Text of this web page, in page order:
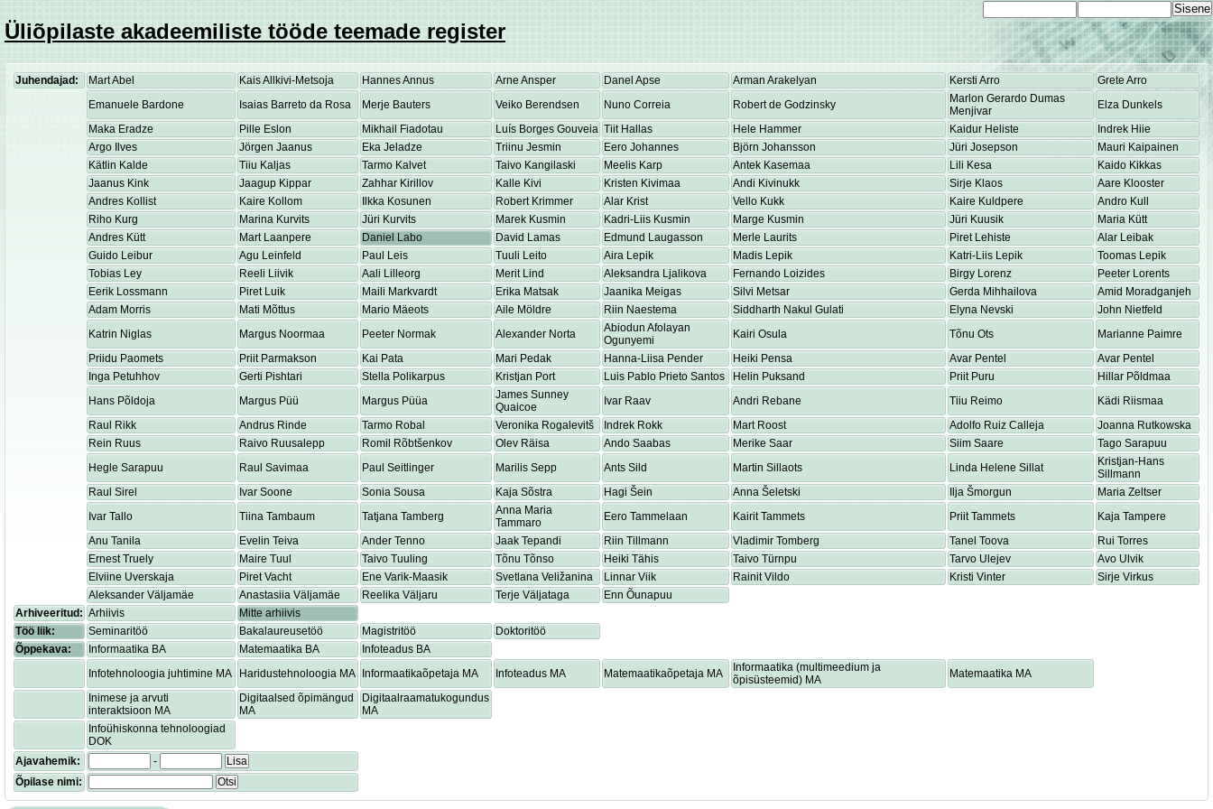
Üliõpilaste akadeemiliste tööde teemade register
Juhendajad: Mart Abel Kais Allkivi-Metsoja Hannes Annus Arne Ansper Danel Apse Arman Arakelyan Kersti Arro
Grete Arro
Emanuele Bardone
Isaias Barreto da Rosa Merje Bauters Veiko Berendsen Nuno Correia Robert de Godzinsky
Marlon Gerardo Dumas
Menjivar
Elza Dunkels
Maka Eradze
Pille Eslon Mikhail Fiadotau Luís Borges Gouveia Tiit Hallas Hele Hammer Kaidur Heliste
Indrek Hiie
Argo Ilves
Jörgen Jaanus Eka Jeladze Triinu Jesmin Eero Johannes Björn Johansson Jüri Josepson
Mauri Kaipainen
Kätlin Kalde
Tiiu Kaljas Tarmo Kalvet Taivo Kangilaski Meelis Karp Antek Kasemaa Lili Kesa
Kaido Kikkas
Jaanus Kink
Jaagup Kippar Zahhar Kirillov Kalle Kivi Kristen Kivimaa Andi Kivinukk Sirje Klaos
Aare Klooster
Andres Kollist
Kaire Kollom Ilkka Kosunen Robert Krimmer Alar Krist Vello Kukk Kaire Kuldpere
Andro Kull
Riho Kurg
Marina Kurvits Jüri Kurvits Marek Kusmin Kadri-Liis Kusmin Marge Kusmin Jüri Kuusik
Maria Kütt
Andres Kütt
Mart Laanpere Daniel Labo David Lamas Edmund Laugasson Merle Laurits Piret Lehiste
Alar Leibak
Guido Leibur
Agu Leinfeld Paul Leis Tuuli Leito Aira Lepik Madis Lepik Katri-Liis Lepik
Toomas Lepik
Tobias Ley
Reeli Liivik Aali Lilleorg Merit Lind Aleksandra Ljalikova Fernando Loizides Birgy Lorenz
Peeter Lorents
Eerik Lossmann
Piret Luik Maili Markvardt Erika Matsak Jaanika Meigas Silvi Metsar Gerda Mihhailova
Amid Moradganjeh
Adam Morris
Mati Mõttus Mario Mäeots Aile Möldre Riin Naestema Siddharth Nakul Gulati Elyna Nevski
John Nietfeld
Katrin Niglas
Margus Noormaa Peeter Normak Alexander Norta
Abiodun Afolayan
Ogunyemi
Kairi Osula Tõnu Ots
Marianne Paimre
Priidu Paomets
Priit Parmakson Kai Pata Mari Pedak Hanna-Liisa Pender Heiki Pensa Avar Pentel
Avar Pentel
Inga Petuhhov
Gerti Pishtari Stella Polikarpus Kristjan Port Luis Pablo Prieto Santos Helin Puksand Priit Puru
Hillar Põldmaa
Hans Põldoja
Margus Püü Margus Püüa
James Sunney
Quaicoe
Ivar Raav Andri Rebane Tiiu Reimo
Kädi Riismaa
Raul Rikk
Andrus Rinde Tarmo Robal Veronika Rogalevitš Indrek Rokk Mart Roost Adolfo Ruiz Calleja
Joanna Rutkowska
Rein Ruus
Raivo Ruusalepp Romil Rõbtšenkov Olev Räisa Ando Saabas Merike Saar Siim Saare
Tago Sarapuu
Hegle Sarapuu
Raul Savimaa Paul Seitlinger Marilis Sepp Ants Sild Martin Sillaots Linda Helene Sillat
Kristjan-Hans
Sillmann
Raul Sirel
Ivar Soone Sonia Sousa Kaja Sõstra Hagi Šein Anna Šeletski Ilja Šmorgun
Maria Zeltser
Ivar Tallo
Tiina Tambaum Tatjana Tamberg
Anna Maria
Tammaro
Eero Tammelaan Kairit Tammets Priit Tammets
Kaja Tampere
Anu Tanila
Evelin Teiva Ander Tenno Jaak Tepandi Riin Tillmann Vladimir Tomberg Tanel Toova
Rui Torres
Ernest Truely
Maire Tuul Taivo Tuuling Tõnu Tõnso Heiki Tähis Taivo Türnpu Tarvo Ulejev
Avo Ulvik
Elviine Uverskaja
Piret Vacht Ene Varik-Maasik Svetlana Veližanina Linnar Viik Rainit Vildo Kristi Vinter
Sirje Virkus
Aleksander Väljamäe
Anastasiia Väljamäe Reelika Väljaru Terje Väljataga
Enn Õunapuu
Arhiveeritud: Arhiivis
Mitte arhiivis
Töö liik:
Seminaritöö Bakalaureusetöö Magistritöö
Doktoritöö
Õppekava:
Informaatika BA Matemaatika BA
Infoteadus BA
Infotehnoloogia juhtimine MA
Haridustehnoloogia MA Informaatikaõpetaja MA Infoteadus MA Matemaatikaõpetaja MA
Informaatika (multimeedium ja
õpisüsteemid) MA
Matemaatika MA
Inimese ja arvuti
interaktsioon MA
Digitaalsed õpimängud
MA
Digitaalraamatukogundus
MA
Infoühiskonna tehnoloogiad
DOK
Ajavahemik:
-
Lisa
Õpilase nimi:
Otsi